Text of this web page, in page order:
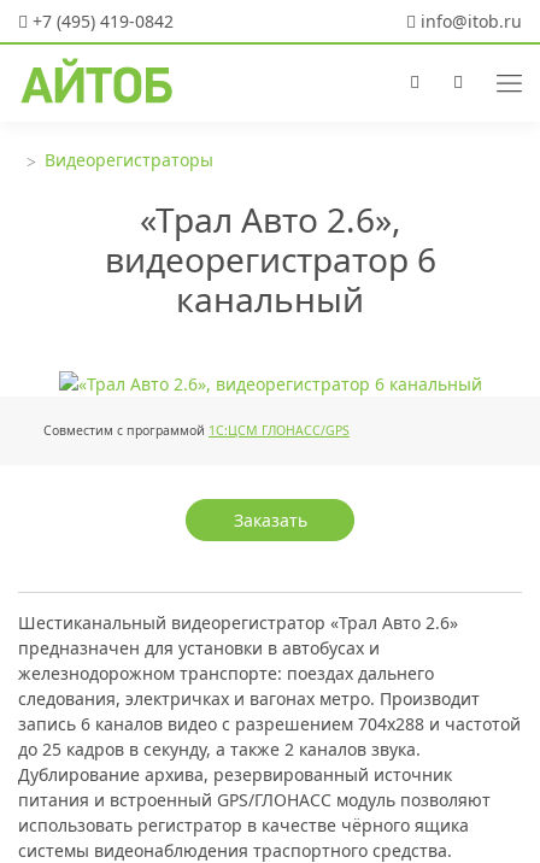
+7 (495) 419-0842 info@itob.ru
Видеорегистраторы
«Трал Авто 2.6»,
видеорегистратор 6
канальный
Совместим с программой 1С:ЦСМ ГЛОНАСС/GPS
Заказать
Шестиканальный видеорегистратор «Трал Авто 2.6»
предназначен для установки в автобусах и
железнодорожном транспорте: поездах дальнего
следования, электричках и вагонах метро. Производит
запись 6 каналов видео с разрешением 704х288 и частотой
до 25 кадров в секунду, а также 2 каналов звука.
Дублирование архива, резервированный источник
питания и встроенный GPS/ГЛОНАСС модуль позволяют
использовать регистратор в качестве чёрного ящика
системы видеонаблюдения траспортного средства.